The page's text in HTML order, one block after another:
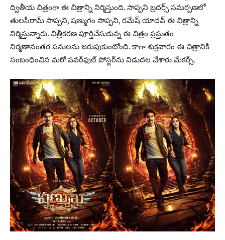
ద్వితీయ చిత్రంగా ఈ చిత్రాన్ని నిర్మిస్తుంది. సాప్ప‌ని బ్ర‌దర్స్ స‌మ‌ర్ప‌ణ‌లో
తుల‌సీరామ్ సాప్ప‌ని, ష‌ణ్ముగం సాప్ప‌ని, ర‌మేష్ యాద‌వ్ ఈ చిత్రాన్ని
నిర్మిస్తున్నారు. చిత్రీకరణ పూర్తిచేసుకున్న ఈ చిత్రం ప్రస్తుతం
నిర్మణానంతర పనులను జరుపుకుంటోంది. కాగా శుక్రవారం ఈ చిత్రానికి
సంబంధించిన మరో పవర్‌ఫుల్‌ పోస్టర్‌ను విడుదల చేశారు మేకర్స్‌.